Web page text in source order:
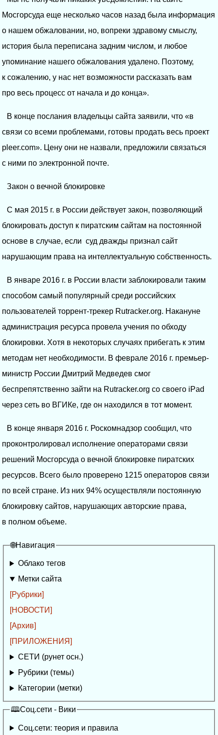
Мосгорсуда еще несколько часов назад была информация
о нашем обжаловании, но, вопреки здравому смыслу,
история была переписана задним числом, и любое
упоминание нашего обжалования удалено. Поэтому,
к сожалению, у нас нет возможности рассказать вам
про весь процесс от начала и до конца».
В конце послания владельцы сайта заявили, что «в
связи со всеми проблемами, готовы продать весь проект
pleer.com». Цену они не назвали, предложили связаться
с ними по электронной почте.
Закон о вечной блокировке
С мая 2015 г. в России действует закон, позволяющий
блокировать доступ к пиратским сайтам на постоянной
основе в случае, если суд дважды признал сайт
нарушающим права на интеллектуальную собственность.
В январе 2016 г. в России власти заблокировали таким
способом самый популярный среди российских
пользователей торрент-трекер Rutracker.org. Накануне
администрация ресурса провела учения по обходу
блокировки. Хотя в некоторых случаях прибегать к этим
методам нет необходимости. В феврале 2016 г. премьер-
министр России Дмитрий Медведев смог
беспрепятственно зайти на Rutracker.org со своего iPad
через сеть во ВГИКе, где он находился в тот момент.
В конце января 2016 г. Роскомнадзор сообщил, что
проконтролировал исполнение операторами связи
решений Мосгорсуда о вечной блокировке пиратских
ресурсов. Всего было проверено 1215 операторов связи
по всей стране. Из них 94% осуществляли постоянную
блокировку сайтов, нарушающих авторские права,
в полном объеме.
🌐Навигация
Облако тегов
Метки сайта
[Рубрики]
[НОВОСТИ]
[Архив]
[ПРИЛОЖЕНИЯ]
СЕТИ (рунет осн.)
Рубрики (темы)
Категории (метки)
🕮Соц.сети - Вики
Соц.сети: теория и правила